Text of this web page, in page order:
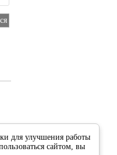
для улучшения работы
сайтом, вы